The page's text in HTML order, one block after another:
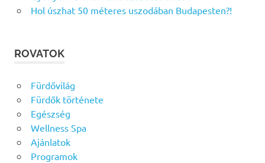
Hol úszhat 50 méteres uszodában Budapesten?!
ROVATOK
Fürdővilág
Fürdők története
Egészség
Wellness Spa
Ajánlatok
Programok